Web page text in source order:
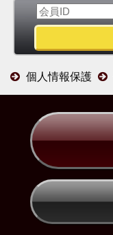
個人情報保護